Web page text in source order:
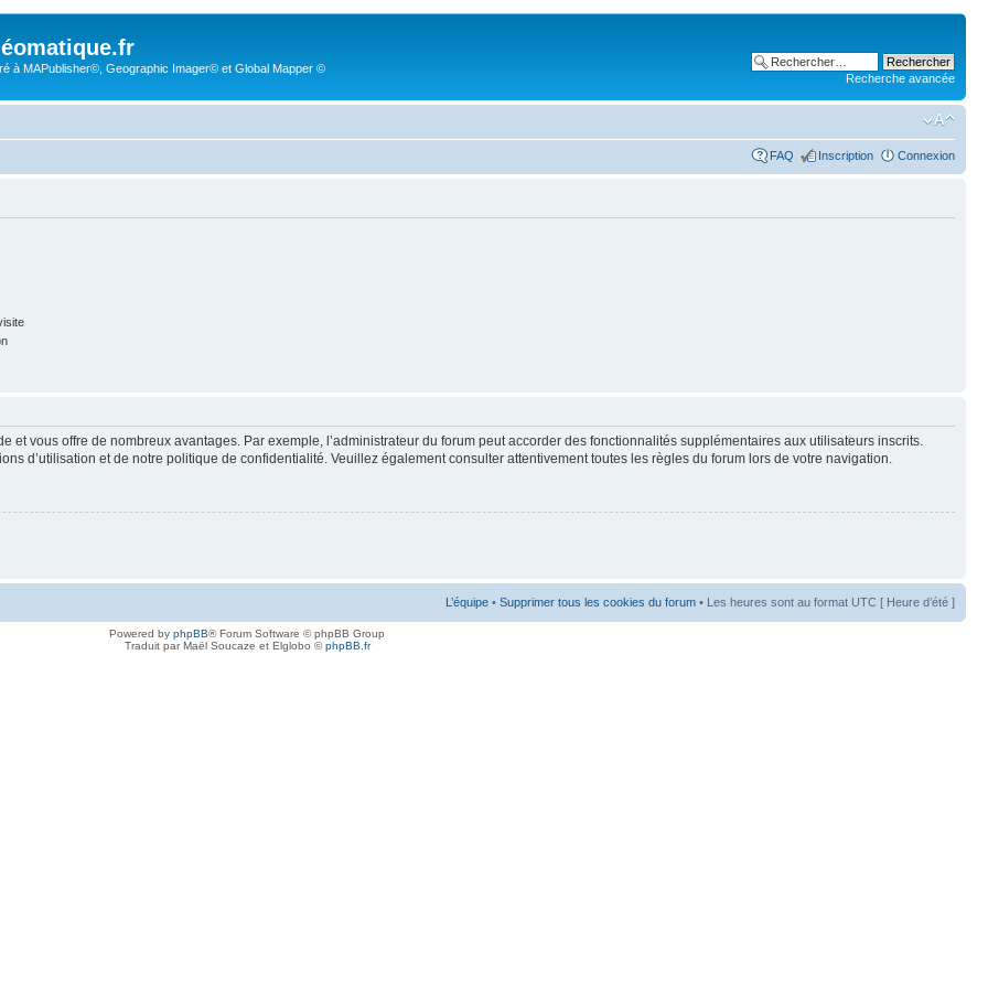
à MAPublisher©, Geographic Imager© et Global Mapper ©
Recherche avancée
FAQ Inscription Connexion
et vous offre de nombreux avantages. Par exemple, l’administrateur du forum peut accorder des fonctionnalités supplémentaires aux utilisateurs inscrits.
d’utilisation et de notre politique de confidentialité. Veuillez également consulter attentivement toutes les règles du forum lors de votre navigation.
L’équipe • Supprimer tous les cookies du forum • Les heures sont au format UTC [ Heure d’été ]
Powered by phpBB® Forum Software © phpBB Group
Traduit par Maël Soucaze et Elglobo ©phpBB.fr